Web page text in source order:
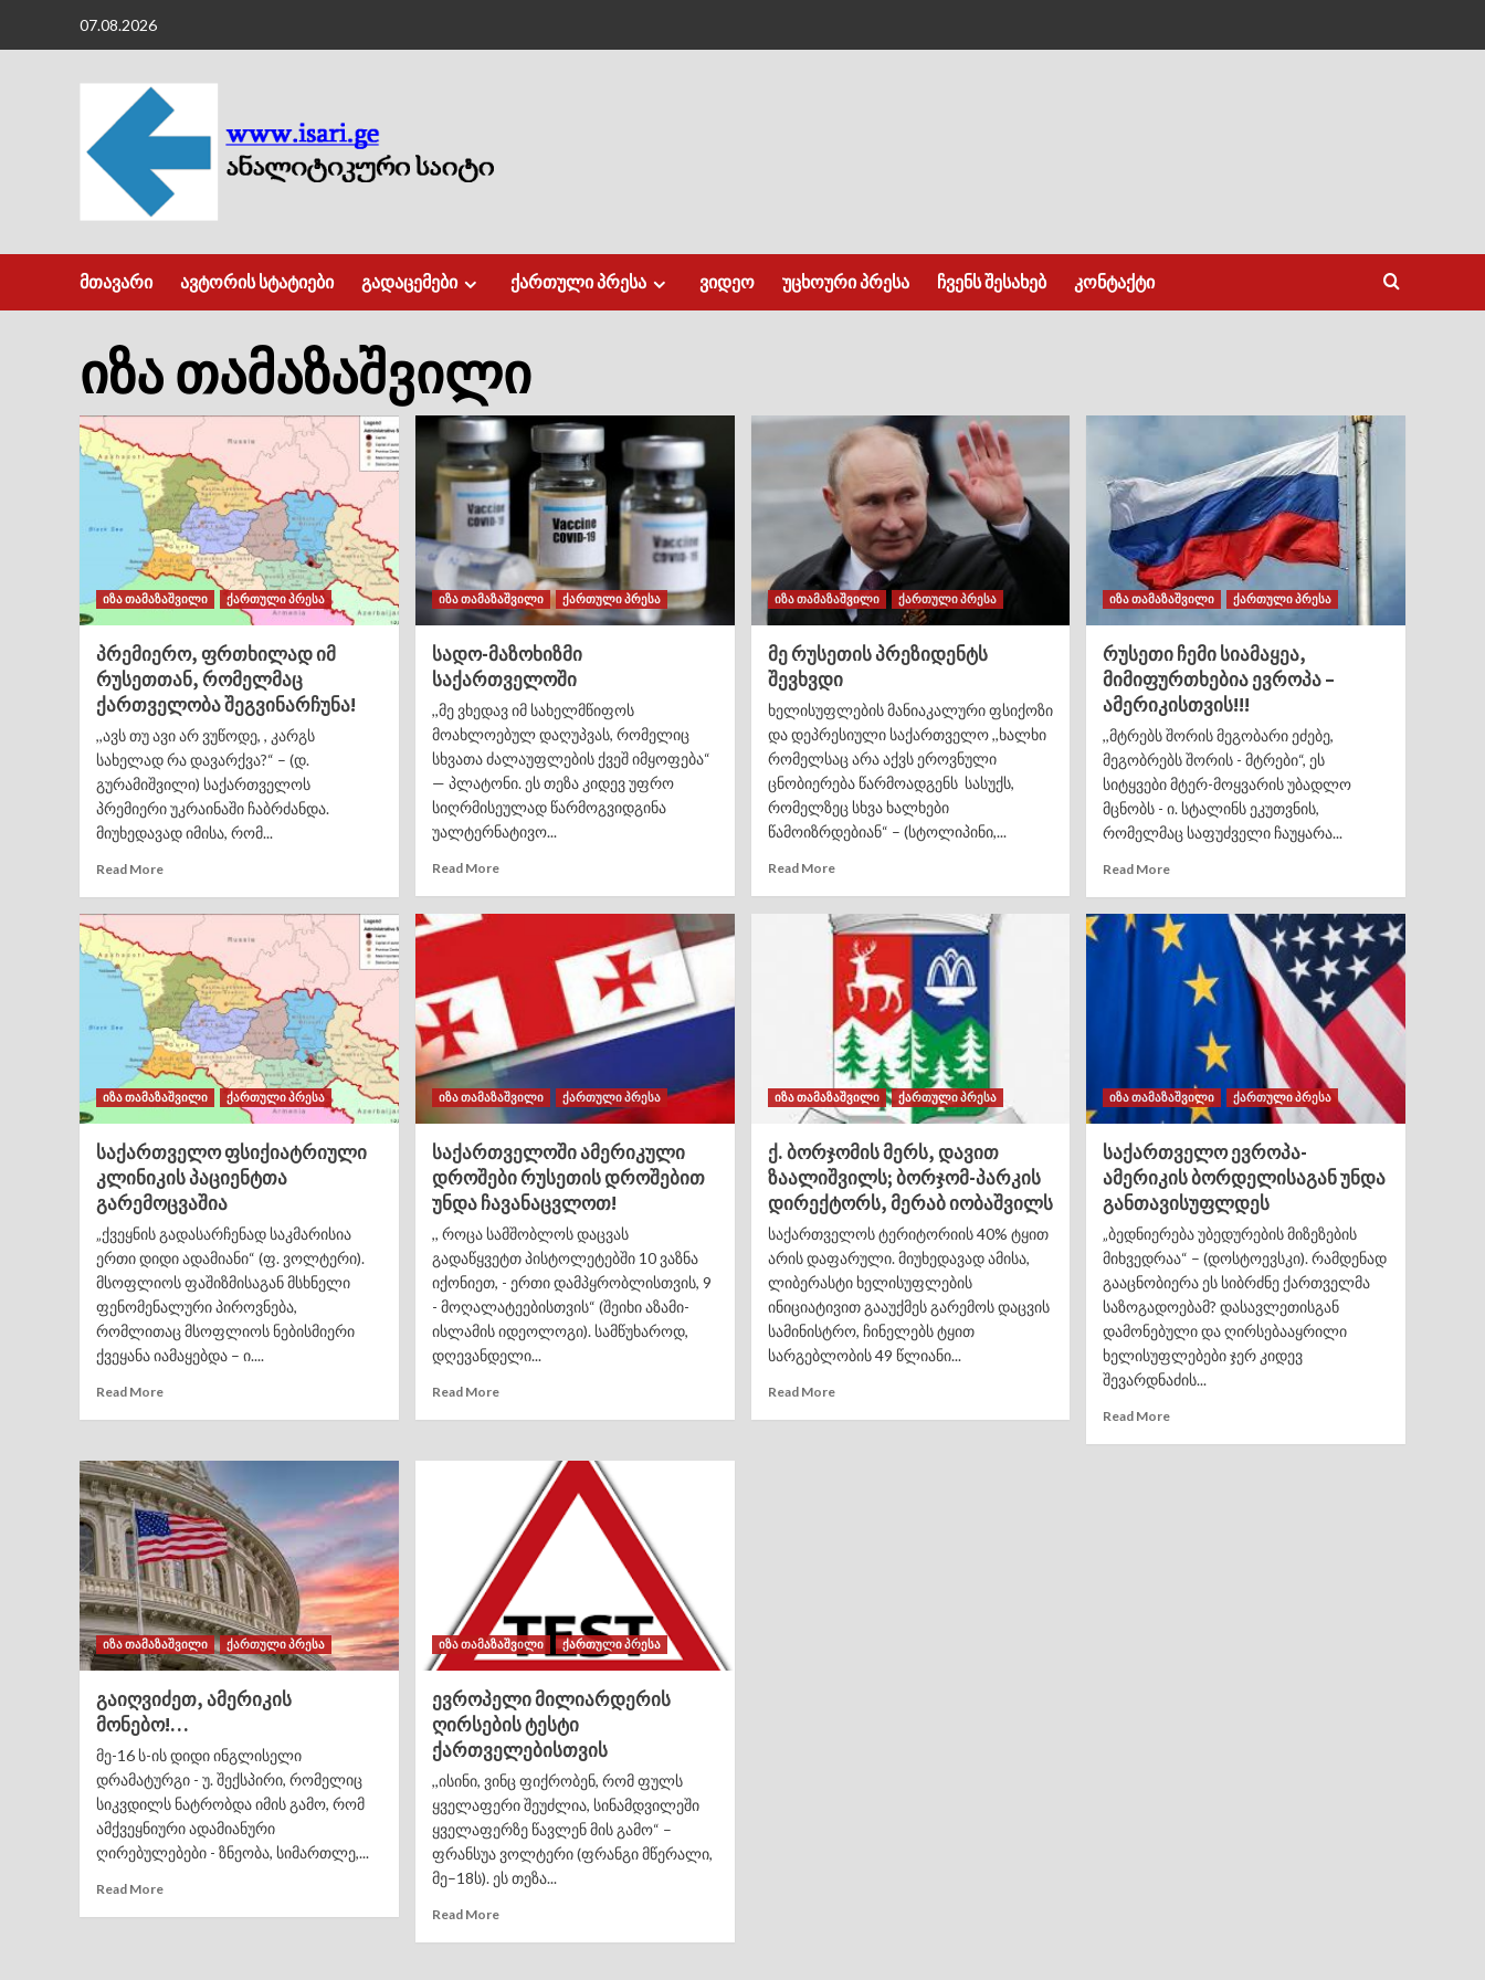
07.08.2026
მთავარი ავტორის სტატიები გადაცემები ქართული პრესა ვიდეო უცხოური პრესა ჩვენს შესახებ კონტაქტი
იზა თამაზაშვილი
იზა თამაზაშვილი ქართული პრესა
პრემიერო, ფრთხილად იმ
რუსეთთან, რომელმაც
ქართველობა შეგვინარჩუნა!
,,ავს თუ ავი არ ვუწოდე, , კარგს
სახელად რა დავარქვა?“ – (დ.
გურამიშვილი) საქართველოს
პრემიერი უკრაინაში ჩაბრძანდა.
მიუხედავად იმისა, რომ...
Read More
იზა თამაზაშვილი ქართული პრესა
სადო-მაზოხიზმი
საქართველოში
,,მე ვხედავ იმ სახელმწიფოს
მოახლოებულ დაღუპვას, რომელიც
სხვათა ძალაუფლების ქვეშ იმყოფება“
— პლატონი. ეს თეზა კიდევ უფრო
სიღრმისეულად წარმოგვიდგინა
უალტერნატივო...
Read More
იზა თამაზაშვილი ქართული პრესა
მე რუსეთის პრეზიდენტს
შევხვდი
ხელისუფლების მანიაკალური ფსიქოზი
და დეპრესიული საქართველო ,,ხალხი
რომელსაც არა აქვს ეროვნული
ცნობიერება წარმოადგენს სასუქს,
რომელზეც სხვა ხალხები
წამოიზრდებიან“ – (სტოლიპინი,...
Read More
იზა თამაზაშვილი ქართული პრესა
რუსეთი ჩემი სიამაყეა,
მიმიფურთხებია ევროპა –
ამერიკისთვის!!!
,,მტრებს შორის მეგობარი ეძებე,
მეგობრებს შორის - მტრები“, ეს
სიტყვები მტერ-მოყვარის უბადლო
მცნობს - ი. სტალინს ეკუთვნის,
რომელმაც საფუძველი ჩაუყარა...
Read More
იზა თამაზაშვილი ქართული პრესა
საქართველო ფსიქიატრიული
კლინიკის პაციენტთა
გარემოცვაშია
„ქვეყნის გადასარჩენად საკმარისია
ერთი დიდი ადამიანი“ (ფ. ვოლტერი).
მსოფლიოს ფაშიზმისაგან მსხნელი
ფენომენალური პიროვნება,
რომლითაც მსოფლიოს ნებისმიერი
ქვეყანა იამაყებდა – ი....
Read More
იზა თამაზაშვილი ქართული პრესა
საქართველოში ამერიკული
დროშები რუსეთის დროშებით
უნდა ჩავანაცვლოთ!
,, როცა სამშობლოს დაცვას
გადაწყვეტთ პისტოლეტებში 10 ვაზნა
იქონიეთ, - ერთი დამპყრობლისთვის, 9
- მოღალატეებისთვის“ (შეიხი აზამი-
ისლამის იდეოლოგი). სამწუხაროდ,
დღევანდელი...
Read More
იზა თამაზაშვილი ქართული პრესა
ქ. ბორჯომის მერს, დავით
ზაალიშვილს; ბორჯომ-პარკის
დირექტორს, მერაბ იობაშვილს
საქართველოს ტერიტორიის 40% ტყით
არის დაფარული. მიუხედავად ამისა,
ლიბერასტი ხელისუფლების
ინიციატივით გააუქმეს გარემოს დაცვის
სამინისტრო, ჩინელებს ტყით
სარგებლობის 49 წლიანი...
Read More
იზა თამაზაშვილი ქართული პრესა
საქართველო ევროპა-
ამერიკის ბორდელისაგან უნდა
განთავისუფლდეს
„ბედნიერება უბედურების მიზეზების
მიხვედრაა“ – (დოსტოევსკი). რამდენად
გააცნობიერა ეს სიბრძნე ქართველმა
საზოგადოებამ? დასავლეთისგან
დამონებული და ღირსებააყრილი
ხელისუფლებები ჯერ კიდევ
შევარდნაძის...
Read More
იზა თამაზაშვილი ქართული პრესა
გაიღვიძეთ, ამერიკის
მონებო!…
მე-16 ს-ის დიდი ინგლისელი
დრამატურგი - უ. შექსპირი, რომელიც
სიკვდილს ნატრობდა იმის გამო, რომ
ამქვეყნიური ადამიანური
ღირებულებები - ზნეობა, სიმართლე,...
Read More
იზა თამაზაშვილი ქართული პრესა
ევროპელი მილიარდერის
ღირსების ტესტი
ქართველებისთვის
,,ისინი, ვინც ფიქრობენ, რომ ფულს
ყველაფერი შეუძლია, სინამდვილეში
ყველაფერზე წავლენ მის გამო“ –
ფრანსუა ვოლტერი (ფრანგი მწერალი,
მე–18ს). ეს თეზა...
Read More